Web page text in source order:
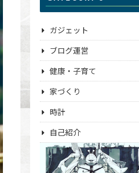
ガジェット
ブログ運営
健康・子育て
家づくり
時計
自己紹介